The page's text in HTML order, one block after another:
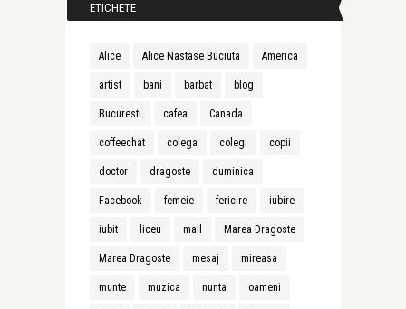
ETICHETE
Alice Alice Nastase Buciuta America
artist bani barbat blog
Bucuresti cafea Canada
coffeechat colega colegi copii
doctor dragoste duminica
Facebook femeie fericire iubire
iubit liceu mall Marea Dragoste
Marea Dragoste mesaj mireasa
munte muzica nunta oameni